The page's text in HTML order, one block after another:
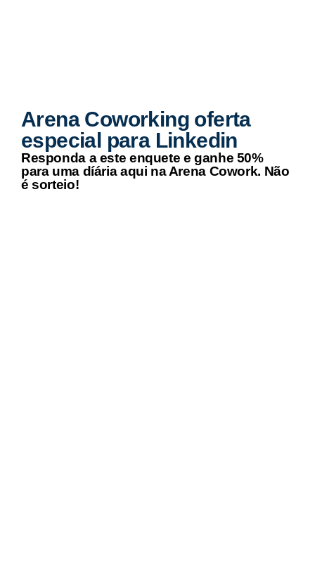
Arena Coworking oferta
especial para Linkedin
Responda a este enquete e ganhe 50%
para uma díária aqui na Arena Cowork. Não
é sorteio!